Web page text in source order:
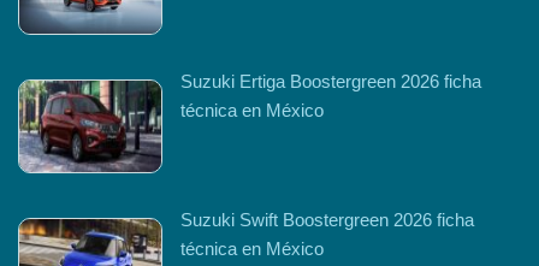
Suzuki Ertiga Boostergreen 2026 ficha
técnica en México
Suzuki Swift Boostergreen 2026 ficha
técnica en México